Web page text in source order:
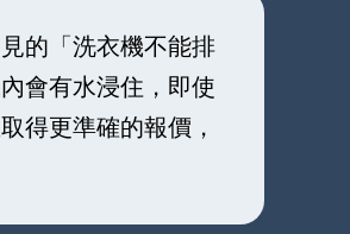
的「洗衣機不能排
會有水浸住，即使
得更準確的報價，